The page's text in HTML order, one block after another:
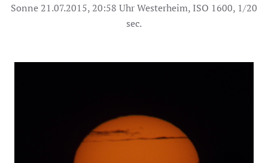
Sonne 21.07.2015, 20:58 Uhr Westerheim, ISO 1600, 1/20
sec.